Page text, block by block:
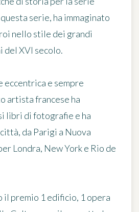
questa serie, ha immaginato
nello stile dei grandi
del XVI secolo.
eccentrica e sempre
artista francese ha
libri di fotografie e ha
da Parigi a Nuova
Londra, New York e Rio de
il premio 1 edificio, 1 opera